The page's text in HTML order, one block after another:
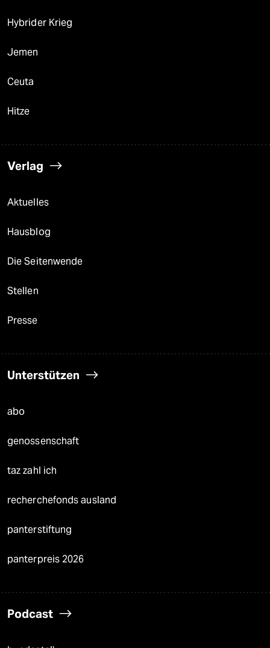
Hybrider Krieg
Jemen
Ceuta
Hitze
Verlag
Aktuelles
Hausblog
Die Seitenwende
Stellen
Presse
Unterstützen
abo
genossenschaft
taz zahl ich
recherchefonds ausland
panterstiftung
panterpreis 2026
Podcast